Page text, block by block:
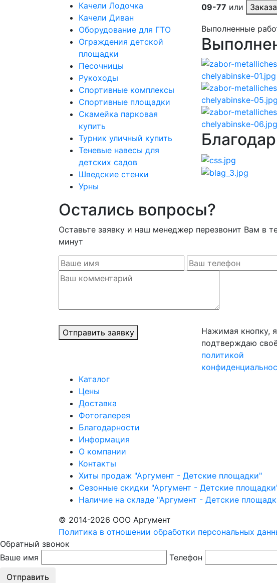
Качели Лодочка
Качели Диван
Оборудование для ГТО
Ограждения детской
площадки
Песочницы
Рукоходы
Спортивные комплексы
Спортивные площадки
Скамейка парковая
купить
Турник уличный купить
Теневые навесы для
детских садов
Шведские стенки
Урны
09-77 или
Выполненные
Остались вопросы?
Оставьте заявку и наш менеджер перезвонит Вам в
минут
Отправить заявку
Нажимая кнопку, я
подтверждаю
политикой
Каталог
Цены
Доставка
Фотогалерея
Благодарности
Информация
О компании
Контакты
Хиты продаж "Аргумент - Детские площадки"
Сезонные скидки "Аргумент - Детские
Наличие на складе "Аргумент - Детские
© 2014-2026 ООО Аргумент
Политика в отношении обработки персональных
Обратный звонок
Ваше имя
Телефон
Отправить